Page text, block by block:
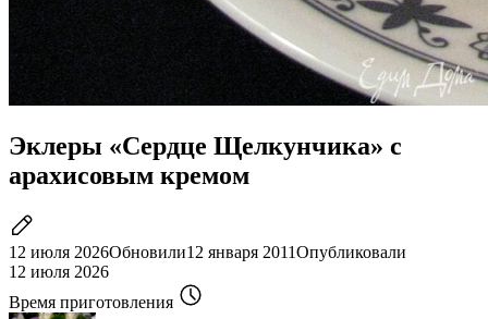
Эклеры «Сердце Щелкунчика» с
арахисовым кремом
12 июля 2026Обновили12 января 2011Опубликовали
12 июля 2026
Время приготовления